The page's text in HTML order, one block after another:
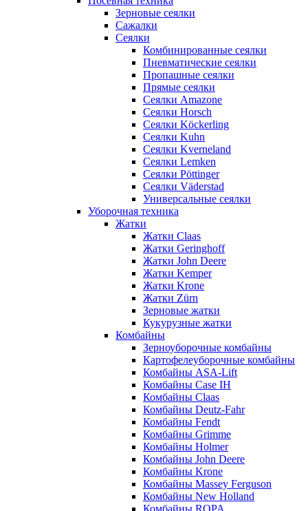
Зерновые сеялки
Сажалки
Сеялки
Комбинированные сеялки
Пневматические сеялки
Пропашные сеялки
Прямые сеялки
Сеялки Amazone
Сеялки Horsch
Сеялки Köckerling
Сеялки Kuhn
Сеялки Kverneland
Сеялки Lemken
Сеялки Pöttinger
Сеялки Väderstad
Универсальные сеялки
Уборочная техника
Жатки
Жатки Claas
Жатки Geringhoff
Жатки John Deere
Жатки Kemper
Жатки Krone
Жатки Zürn
Зерновые жатки
Кукурузные жатки
Комбайны
Зерноуборочные комбайны
Картофелеуборочные комбайны
Комбайны ASA-Lift
Комбайны Case IH
Комбайны Claas
Комбайны Deutz-Fahr
Комбайны Fendt
Комбайны Grimme
Комбайны Holmer
Комбайны John Deere
Комбайны Krone
Комбайны Massey Ferguson
Комбайны New Holland
Комбайны ROPA